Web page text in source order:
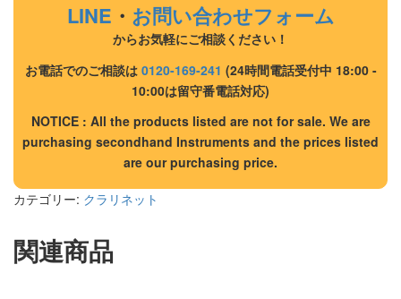
LINE ・ お問い合わせフォーム
からお気軽にご相談ください！
お電話でのご相談は 0120-169-241 (24時間電話受付中 18:00 -
10:00は留守番電話対応)
NOTICE : All the products listed are not for sale. We are
purchasing secondhand Instruments and the prices listed
are our purchasing price.
カテゴリー: クラリネット
関連商品